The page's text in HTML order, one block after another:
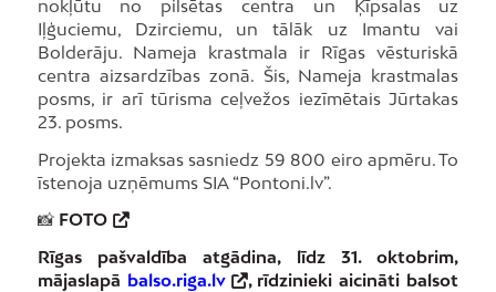
nokļūtu no pilsētas centra un Ķīpsalas uz
Iļģuciemu, Dzirciemu, un tālāk uz Imantu vai
Bolderāju. Nameja krastmala ir Rīgas vēsturiskā
centra aizsardzības zonā. Šis, Nameja krastmalas
posms, ir arī tūrisma ceļvežos iezīmētais Jūrtakas
23. posms.
Projekta izmaksas sasniedz 59 800 eiro apmēru. To
īstenoja uzņēmums SIA “Pontoni.lv”.
📸 FOTO
Rīgas pašvaldība atgādina, līdz 31. oktobrim,
mājaslapā balso.riga.lv
, rīdzinieki aicināti balsot